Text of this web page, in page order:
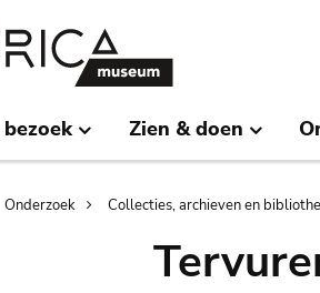
Zien & doen
Onderzoek Collecties, archieven en